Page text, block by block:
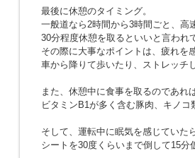
最後に休憩のタイミング。
一般道なら2時間から3時間ごと、高
30分程度休憩を取るといいと言われ
その際に大事なポイントは、疲れを
車から降りて歩いたり、ストレッチ
また、休憩中に食事を取るのであれ
ビタミンB1が多く含む豚肉、キノ
そして、運転中に眠気を感じていた
シートを30度くらいまで倒して15